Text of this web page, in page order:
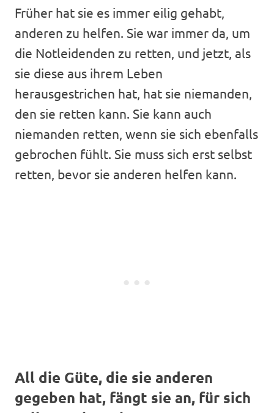
Früher hat sie es immer eilig gehabt,
anderen zu helfen. Sie war immer da, um
die Notleidenden zu retten, und jetzt, als
sie diese aus ihrem Leben
herausgestrichen hat, hat sie niemanden,
den sie retten kann. Sie kann auch
niemanden retten, wenn sie sich ebenfalls
gebrochen fühlt. Sie muss sich erst selbst
retten, bevor sie anderen helfen kann.
All die Güte, die sie anderen
gegeben hat, fängt sie an, für sich